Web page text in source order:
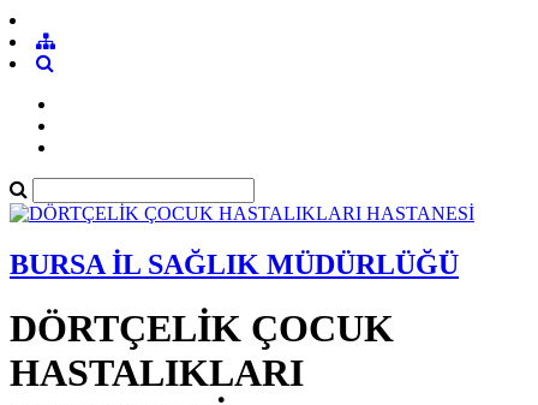
BURSA İL SAĞLIK MÜDÜRLÜĞÜ
DÖRTÇELİK ÇOCUK
HASTALIKLARI